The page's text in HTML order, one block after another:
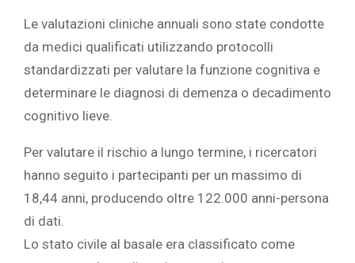
Le valutazioni cliniche annuali sono state condotte
da medici qualificati utilizzando protocolli
standardizzati per valutare la funzione cognitiva e
determinare le diagnosi di demenza o decadimento
cognitivo lieve.
Per valutare il rischio a lungo termine, i ricercatori
hanno seguito i partecipanti per un massimo di
18,44 anni, producendo oltre 122.000 anni-persona
di dati.
Lo stato civile al basale era classificato come